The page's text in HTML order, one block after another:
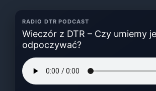
RADIO DTR PODCAST
Wieczór z DTR – Czy umiemy
odpoczywać?